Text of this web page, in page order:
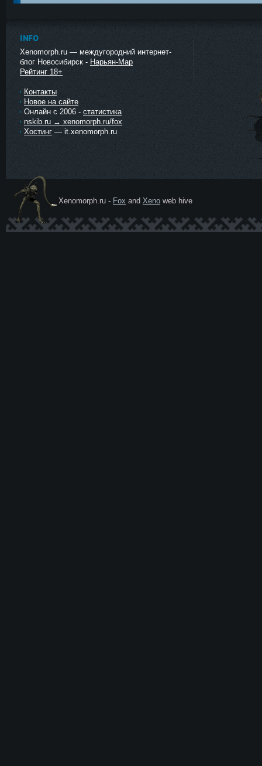
INFO
Xenomorph.ru — междугородний интернет-
блог Новосибирск - Нарьян-Мар
Рейтинг 18+
Контакты
Новое на сайте
Онлайн с 2006 - статистика
nskib.ru → xenomorph.ru/fox
Хостинг — it.xenomorph.ru
Ксеномо
Xenomorph.ru - Fox and Xeno web hive